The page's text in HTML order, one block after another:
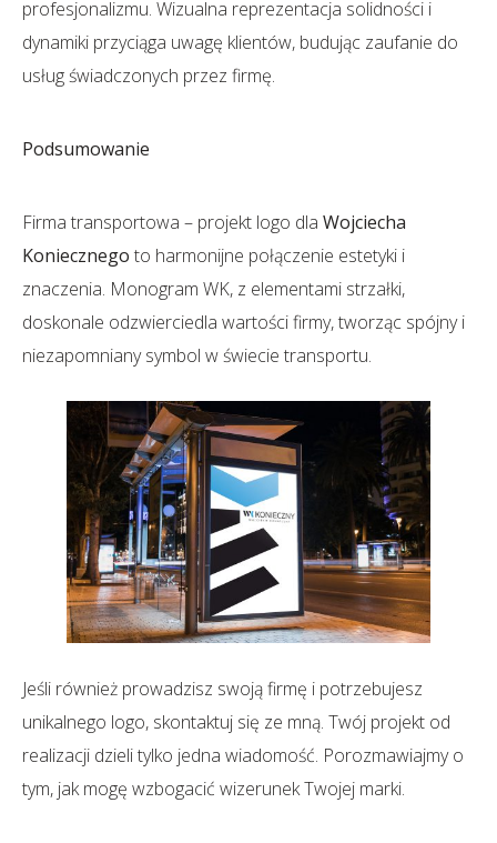
profesjonalizmu. Wizualna reprezentacja solidności i
dynamiki przyciąga uwagę klientów, budując zaufanie do
usług świadczonych przez firmę.
Podsumowanie
Firma transportowa – projekt logo dla Wojciecha
Koniecznego to harmonijne połączenie estetyki i
znaczenia. Monogram WK, z elementami strzałki,
doskonale odzwierciedla wartości firmy, tworząc spójny i
niezapomniany symbol w świecie transportu.
Jeśli również prowadzisz swoją firmę i potrzebujesz
unikalnego logo, skontaktuj się ze mną. Twój projekt od
realizacji dzieli tylko jedna wiadomość. Porozmawiajmy o
tym, jak mogę wzbogacić wizerunek Twojej marki.